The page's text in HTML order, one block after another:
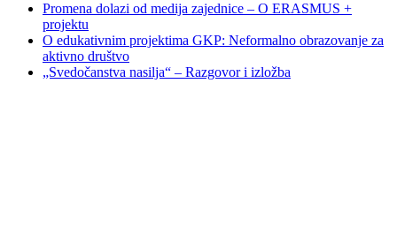
Promena dolazi od medija zajednice – O ERASMUS +
projektu
O edukativnim projektima GKP: Neformalno obrazovanje za
aktivno društvo
„Svedočanstva nasilja“ – Razgovor i izložba